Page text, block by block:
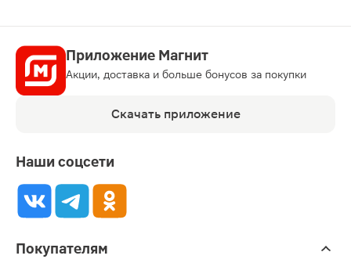
Приложение Магнит
Акции, доставка и больше бонусов за покупки
Скачать приложение
Наши соцсети
Покупателям